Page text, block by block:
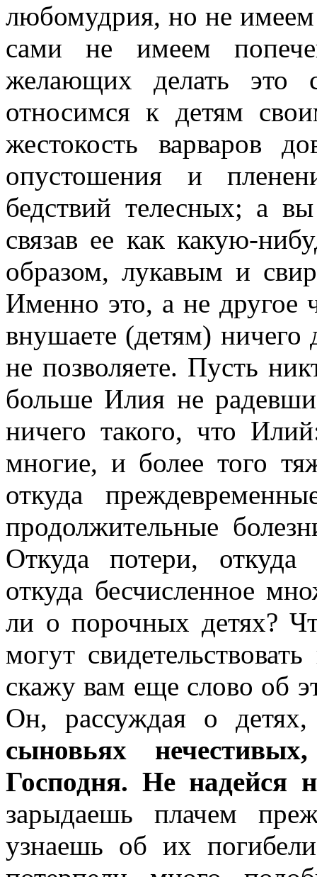
любомудрия, но не имеем
сами не имеем
желающих делать это
относимся к детям
жестокость варваров
опустошения и
бедствий телесных; а
связав ее как какую-
образом, лукавым и
Именно это, а не другое
внушаете (детям) ничего
не позволяете. Пусть
больше Илия не
ничего такого, что
многие, и более того
откуда
продолжительные
Откуда потери, откуда
откуда бесчисленное
ли о порочных детях?
могут
скажу вам еще слово об
Он, рассуждая о
сыновьях
Господня. Не надейся
зарыдаешь плачем
узнаешь об их